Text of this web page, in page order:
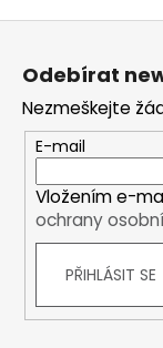
Z
Odebírat
Nezmeškejte
E-mail
Vložením e-
ochrany
PŘIHLÁSIT SE